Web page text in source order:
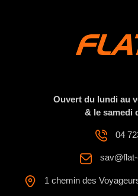
Ouvert du lundi au
& le samedi
04
1 chemin des